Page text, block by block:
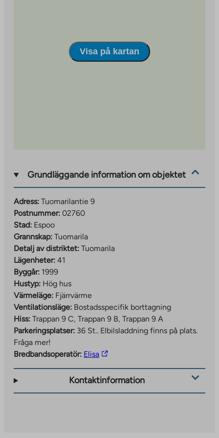
Visa på kartan
Grundläggande information om objektet
Adress: Tuomarilantie 9
Postnummer: 02760
Stad: Espoo
Grannskap: Tuomarila
Detalj av distriktet: Tuomarila
Lägenheter: 41
Byggår: 1999
Hustyp: Hög hus
Värmeläge: Fjärrvärme
Ventilationsläge: Bostadsspecifik borttagning
Hiss: Trappan 9 C, Trappan 9 B, Trappan 9 A
Parkeringsplatser: 36 St.. Elbilsladdning finns på plats.
Fråga mer!
Bredbandsoperatör: ElisaThe
takes
Kontaktinformation